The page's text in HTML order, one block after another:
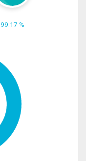
99.17 %